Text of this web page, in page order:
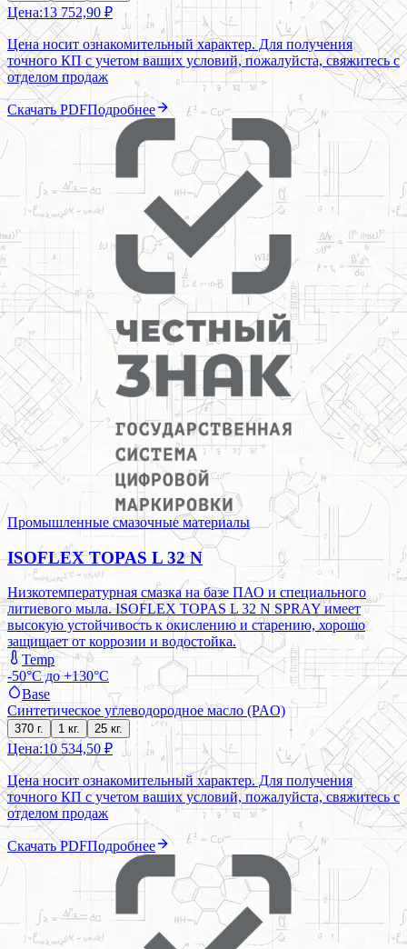
Цена:13 752,90 ₽
Цена носит ознакомительный характер. Для получения
точного КП с учетом ваших условий, пожалуйста, свяжитесь с
отделом продаж
Скачать PDFПодробнее
Промышленные смазочные материалы
ISOFLEX TOPAS L 32 N
Низкотемпературная смазка на базе ПАО и специального
литиевого мыла. ISOFLEX TOPAS L 32 N SPRAY имеет
высокую устойчивость к окислению и старению, хорошо
защищает от коррозии и водостойка.
Temp
-50°C до +130°C
Base
Синтетическое углеводородное масло (PAO)
370 г. 1 кг. 25 кг.
Цена:10 534,50 ₽
Цена носит ознакомительный характер. Для получения
точного КП с учетом ваших условий, пожалуйста, свяжитесь с
отделом продаж
Скачать PDFПодробнее